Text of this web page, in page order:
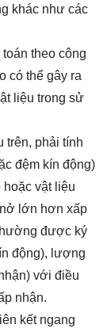
khác như các
theo công
có thể gây ra
liệu trong sử
trên, phải tính
đệm kín động)
vật liệu
lớn hơn xấp
được ký
động), lượng
với điều
nhận.
kết ngang